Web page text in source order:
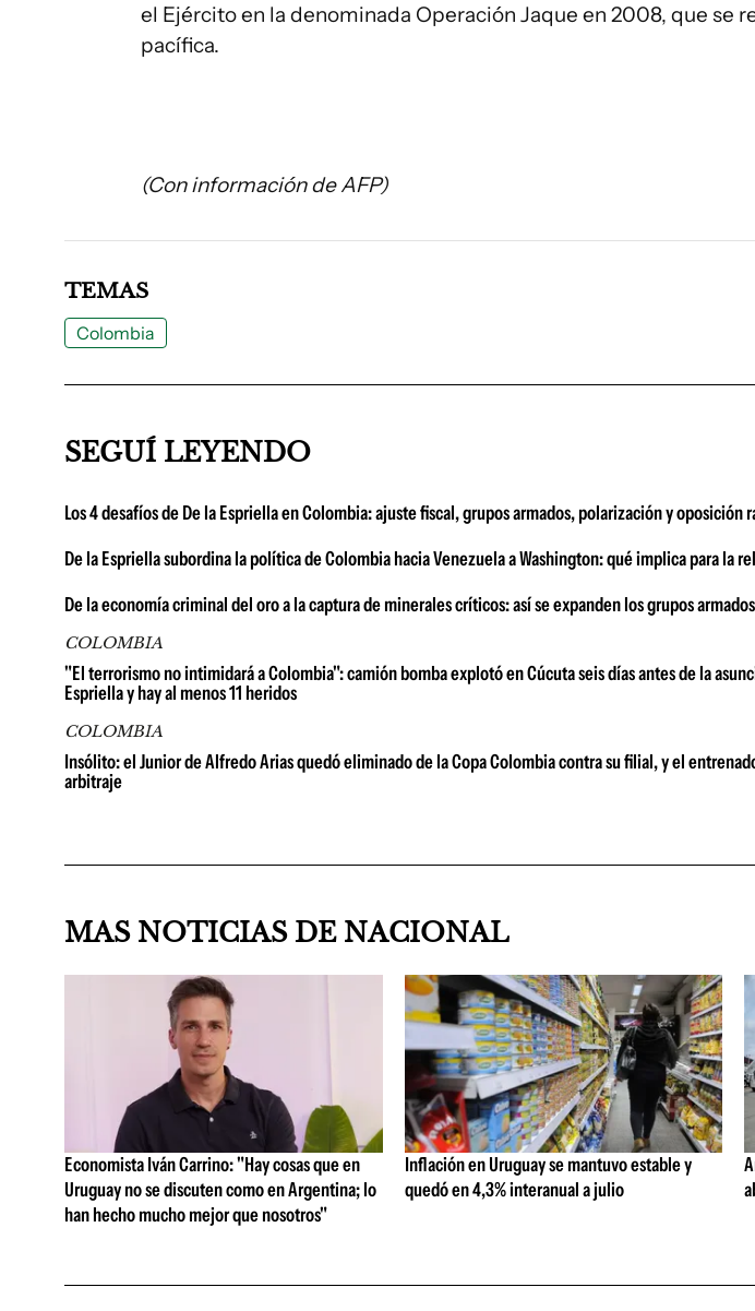
el Ejército en la denominada Operación Jaque en 2008, que se
pacífica.
(Con información de AFP)
TEMAS
Colombia
SEGUÍ LEYENDO
Los 4 desafíos de De la Espriella en Colombia: ajuste fiscal, grupos armados, polarización y oposición
De la Espriella subordina la política de Colombia hacia Venezuela a Washington: qué implica para la
De la economía criminal del oro a la captura de minerales críticos: así se expanden los grupos
COLOMBIA
"El terrorismo no intimidará a Colombia": camión bomba explotó en Cúcuta seis días antes de la
Espriella y hay al menos 11 heridos
COLOMBIA
Insólito: el Junior de Alfredo Arias quedó eliminado de la Copa Colombia contra su filial, y el
arbitraje
MAS NOTICIAS DE NACIONAL
Economista Iván Carrino: "Hay cosas que en
Uruguay no se discuten como en Argentina; lo
han hecho mucho mejor que nosotros"
Inflación en Uruguay se mantuvo estable y
quedó en 4,3% interanual a julio